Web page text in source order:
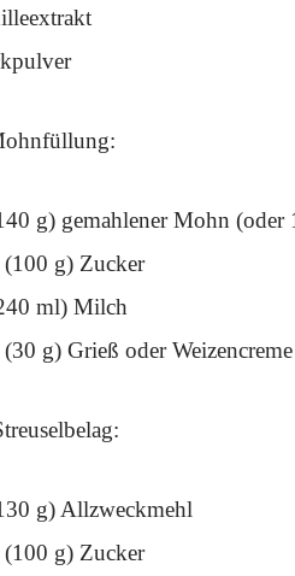
g) gemahlener Mohn
(100 g) Zucker
ml) Milch
(30 g) Grieß oder Weizencreme
g) Allzweckmehl
(100 g) Zucker